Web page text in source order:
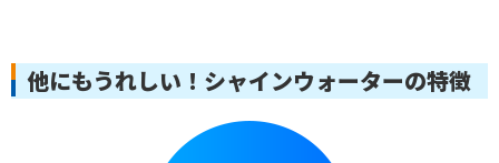
他にもうれしい！シャインウォーターの特徴